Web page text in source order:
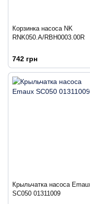
Корзинка насоса NK
RNK050.A/RBH0003.00R
742 грн
Крыльчатка насоса
SC050 01311009